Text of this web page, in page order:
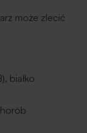
może zlecić
białko